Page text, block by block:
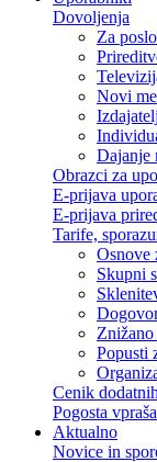
Dovoljenja
Za
Novi
Dajanje
Obrazci za
E-prijava
E-prijava
Tarife,
Osnove
Skupni
Znižano
Popusti
Cenik
Pogosta
Aktualno
Novice in